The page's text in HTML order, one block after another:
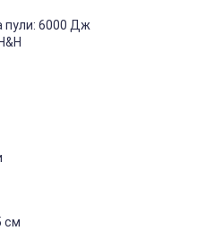
пули: 6000 Дж
см